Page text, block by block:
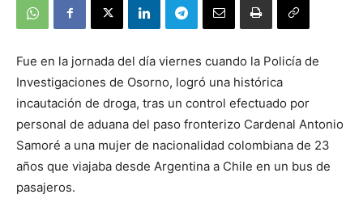
Fue en la jornada del día viernes cuando la Policía de
Investigaciones de Osorno, logró una histórica
incautación de droga, tras un control efectuado por
personal de aduana del paso fronterizo Cardenal Antonio
Samoré a una mujer de nacionalidad colombiana de 23
años que viajaba desde Argentina a Chile en un bus de
pasajeros.